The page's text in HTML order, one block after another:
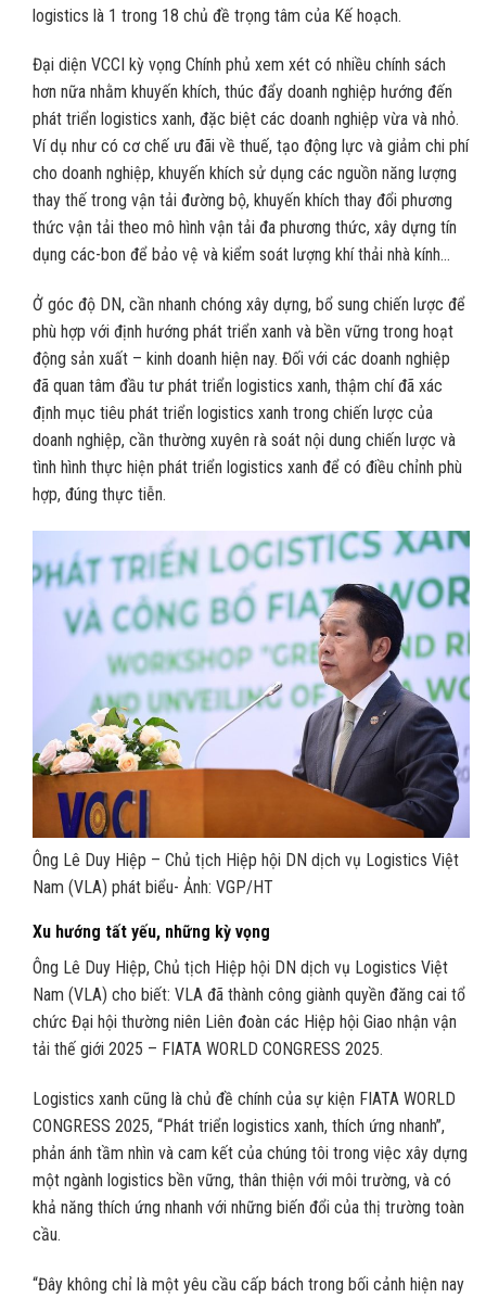
logistics là 1 trong 18 chủ đề trọng tâm của Kế hoạch.
Đại diện VCCI kỳ vọng Chính phủ xem xét có nhiều chính sách
hơn nữa nhằm khuyến khích, thúc đẩy doanh nghiệp hướng đến
phát triển logistics xanh, đặc biệt các doanh nghiệp vừa và nhỏ.
Ví dụ như có cơ chế ưu đãi về thuế, tạo động lực và giảm chi phí
cho doanh nghiệp, khuyến khích sử dụng các nguồn năng lượng
thay thế trong vận tải đường bộ, khuyến khích thay đổi phương
thức vận tải theo mô hình vận tải đa phương thức, xây dựng tín
dụng các-bon để bảo vệ và kiểm soát lượng khí thải nhà kính…
Ở góc độ DN, cần nhanh chóng xây dựng, bổ sung chiến lược để
phù hợp với định hướng phát triển xanh và bền vững trong hoạt
động sản xuất – kinh doanh hiện nay. Đối với các doanh nghiệp
đã quan tâm đầu tư phát triển logistics xanh, thậm chí đã xác
định mục tiêu phát triển logistics xanh trong chiến lược của
doanh nghiệp, cần thường xuyên rà soát nội dung chiến lược và
tình hình thực hiện phát triển logistics xanh để có điều chỉnh phù
hợp, đúng thực tiễn.
Ông Lê Duy Hiệp – Chủ tịch Hiệp hội DN dịch vụ Logistics Việt
Nam (VLA) phát biểu- Ảnh: VGP/HT
Xu hướng tất yếu, những kỳ vọng
Ông Lê Duy Hiệp, Chủ tịch Hiệp hội DN dịch vụ Logistics Việt
Nam (VLA) cho biết: VLA đã thành công giành quyền đăng cai tổ
chức Đại hội thường niên Liên đoàn các Hiệp hội Giao nhận vận
tải thế giới 2025 – FIATA WORLD CONGRESS 2025.
Logistics xanh cũng là chủ đề chính của sự kiện FIATA WORLD
CONGRESS 2025, “Phát triển logistics xanh, thích ứng nhanh”,
phản ánh tầm nhìn và cam kết của chúng tôi trong việc xây dựng
một ngành logistics bền vững, thân thiện với môi trường, và có
khả năng thích ứng nhanh với những biến đổi của thị trường toàn
cầu.
“Đây không chỉ là một yêu cầu cấp bách trong bối cảnh hiện nay